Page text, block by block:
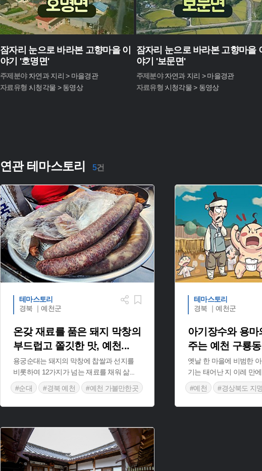
잠자리 눈으로 바라본 고향마을 이
야기 '호명면'
주제분야 :자연과 지리 > 마을경관
자료유형 :시청각물 > 동영상
잠자리 눈으로 바라본 고향마을
야기 '보문면'
주제분야 :자연과 지리 > 마을경관
자료유형 :시청각물 > 동영상
연관 테마스토리 5건
테마스토리
경북 ｜예천군
온갖 재료를 품은 돼지 막창의
부드럽고 쫄깃한 맛, 예천...
용궁순대는 돼지의 막창에 찹쌀과 선지를
비롯하여 12가지가 넘는 재료를 채워 삶...
#순대
#경북 예천
#예천 가볼만한곳
테마스토리
경북 ｜예천군
아기장수와 용마
주는 예천 구룡동
옛날 한 마을에 비범한
기는 태어난 지 이레 만
#예천
#경상북도 지